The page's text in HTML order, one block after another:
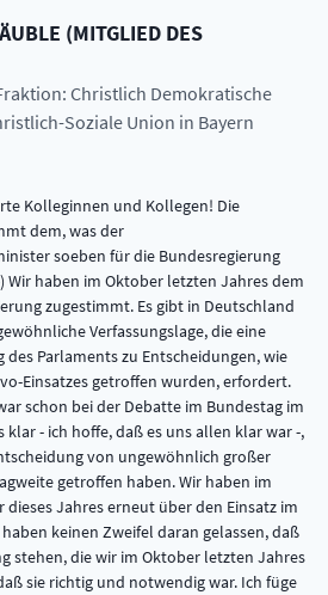
(MITGLIED DES
Christlich Demokratische
Soziale Union in Bayern
Kolleginnen und Kollegen! Die
dem, was der
soeben für die Bundesregierung
Wir haben im Oktober letzten Jahres dem
zugestimmt. Es gibt in Deutschland
Verfassungslage, die eine
Parlaments zu Entscheidungen, wie
Einsatzes getroffen wurden, erfordert.
schon bei der Debatte im Bundestag im
- ich hoffe, daß es uns allen klar war -,
von ungewöhnlich großer
getroffen haben. Wir haben im
Jahres erneut über den Einsatz im
keinen Zweifel daran gelassen, daß
stehen, die wir im Oktober letzten Jahres
sie richtig und notwendig war. Ich füge